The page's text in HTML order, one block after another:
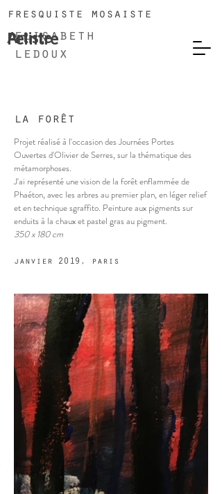
elisabeth
ledoux
Peintre
fresquiste mosaiste
Artiste
la forêt
Projet réalisé à l'occasion des Journées Portes
Ouvertes d'Olivier de Serres, sur la thématique des
métamorphoses.
J'ai représenté une vision de la forêt enflammée de
Phaéton, avec les arbres au premier plan, en léger relief
et en technique sgraffito. Peinture aux pigments sur
enduits à la chaux et pastel gras au pigment.
350 x 180 cm
janvier 2019, paris